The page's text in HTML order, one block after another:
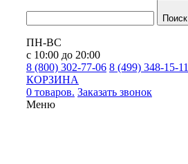
Поиск
ПН-ВС
с 10:00 до 20:00
8 (800) 302-77-06 8 (499) 348-15-11
КОРЗИНА
0 товаров. Заказать звонок
Меню